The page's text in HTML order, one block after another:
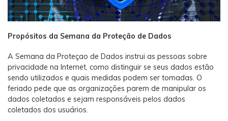
Propósitos da Semana da Proteção de Dados
A Semana da Proteçao de Dados instrui as pessoas sobre
privacidade na Internet, como distinguir se seus dados estão
sendo utilizados e quais medidas podem ser tomadas. O
feriado pede que as organizações parem de manipular os
dados coletados e sejam responsáveis ​​pelos dados
coletados dos usuários.